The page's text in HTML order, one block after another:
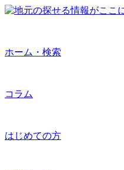
ホーム・検索
コラム
はじめての方